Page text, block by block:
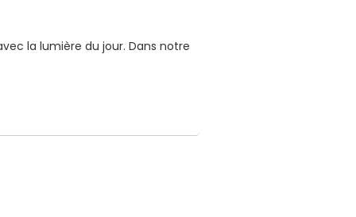
la lumière du jour. Dans notre